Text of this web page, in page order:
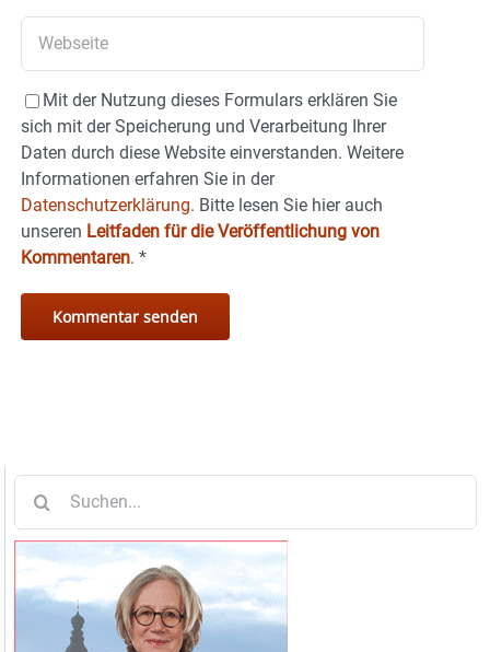
Mit der Nutzung dieses Formulars erklären Sie
sich mit der Speicherung und Verarbeitung Ihrer
Daten durch diese Website einverstanden. Weitere
Informationen erfahren Sie in der
Datenschutzerklärung. Bitte lesen Sie hier auch
unseren Leitfaden für die Veröffentlichung von
Kommentaren. *
nach: